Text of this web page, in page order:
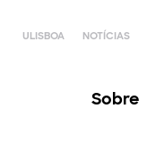
ULISBOA NOTÍCIAS
Sobre